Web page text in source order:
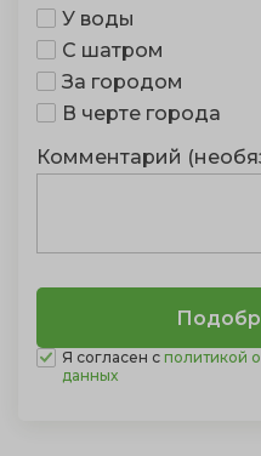
У воды
С шатром
За городом
В черте города
Комментарий
Я согласен с политикой
данных